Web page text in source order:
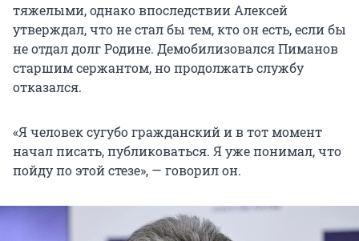
тяжелыми, однако впоследствии Алексей
утверждал, что не стал бы тем, кто он есть, если бы
не отдал долг Родине. Демобилизовался Пиманов
старшим сержантом, но продолжать службу
отказался.
«Я человек сугубо гражданский и в тот момент
начал писать, публиковаться. Я уже понимал, что
пойду по этой стезе», — говорил он.